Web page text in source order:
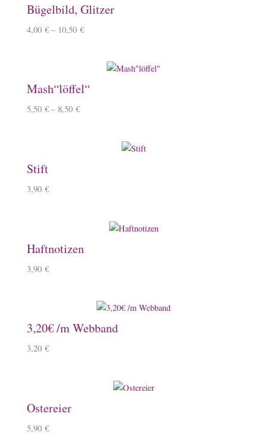
Bügelbild, Glitzer
4,00 € – 10,50 €
Mash“löffel“
5,50 € – 8,50 €
Stift
3,90 €
Haftnotizen
3,90 €
3,20€ /m Webband
3,20 €
Ostereier
5,90 €